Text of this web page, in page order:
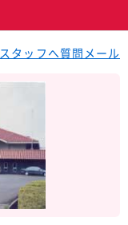
スタッフへ質問メール